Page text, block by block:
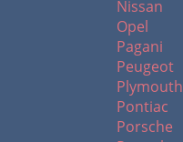
Nissan
Opel
Pagani
Peugeot
Plymouth
Pontiac
Porsche